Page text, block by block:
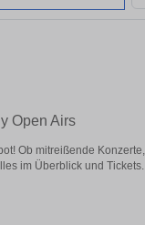
Open Airs
Ob mitreißende
im Überblick und Tickets.